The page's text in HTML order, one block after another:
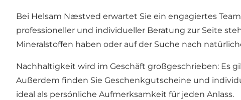
Bei Helsam Næstved erwartet Sie ein engagiertes
professioneller und individueller Beratung zur Seite
Mineralstoffen haben oder auf der Suche nach
Nachhaltigkeit wird im Geschäft großgeschrieben: Es
Außerdem finden Sie Geschenkgutscheine und
ideal als persönliche Aufmerksamkeit für jeden Anlass.